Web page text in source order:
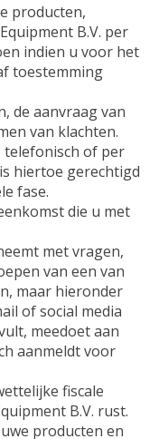
producten,
B.V. per
indien u voor het
toestemming
de aanvraag van
van klachten.
telefonisch of per
hiertoe gerechtigd
fase.
die u met
met vragen,
van een van
maar hieronder
of social media
meedoet aan
aanmeldt voor
fiscale
B.V. rust.
producten en